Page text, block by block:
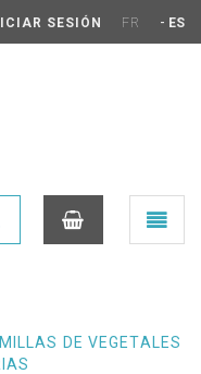
SESIÓN FR - ES
Ouvrir
le
DE VEGETALES